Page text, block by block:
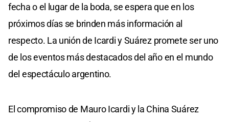
fecha o el lugar de la boda, se espera que en los
próximos días se brinden más información al
respecto. La unión de Icardi y Suárez promete ser uno
de los eventos más destacados del año en el mundo
del espectáculo argentino.
El compromiso de Mauro Icardi y la China Suárez